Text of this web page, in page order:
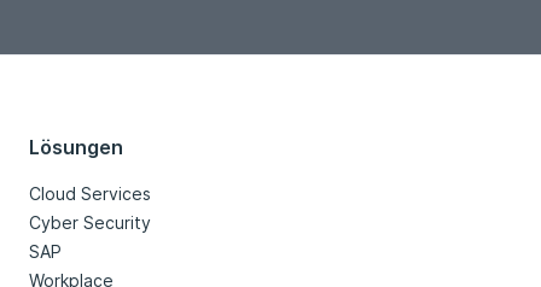
Lösungen
Cloud Services
Cyber Security
SAP
Workplace